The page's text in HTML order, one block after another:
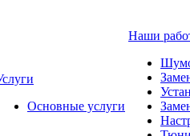
Основные услуги
Наши